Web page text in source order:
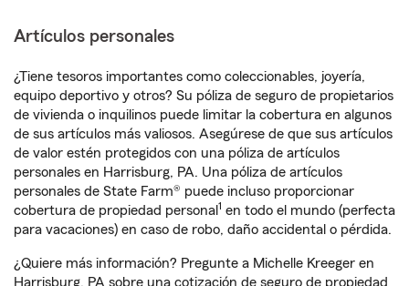
Artículos personales
¿Tiene tesoros importantes como coleccionables, joyería,
equipo deportivo y otros? Su póliza de seguro de propietarios
de vivienda o inquilinos puede limitar la cobertura en algunos
de sus artículos más valiosos. Asegúrese de que sus artículos
de valor estén protegidos con una póliza de artículos
personales en Harrisburg, PA. Una póliza de artículos
personales de State Farm® puede incluso proporcionar
cobertura de propiedad personal 1 en todo el mundo (perfecta
para vacaciones) en caso de robo, daño accidental o pérdida.
¿Quiere más información? Pregunte a Michelle Kreeger en
Harrisburg, PA sobre una cotización de seguro de propiedad